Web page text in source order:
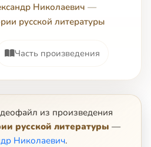
Николаевич —
русской литературы
Часть произведения
из произведения
русской литературы —
Николаевич.